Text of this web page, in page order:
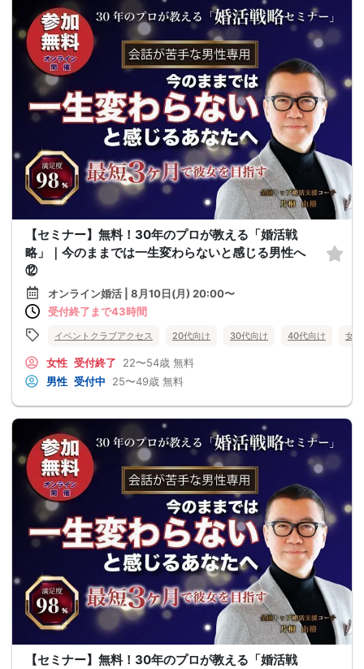
【セミナー】無料！30年のプロが教える「婚活戦
略」｜今のままでは一生変わらないと感じる男性へ
⑫
オンライン婚活 | 8月10日(月) 20:00〜
受付終了まで43時間
イベントクラブアクセス 20代向け 30代向け 40代向け 女
女性 受付終了 22〜54歳 無料
男性 受付中 25〜49歳 無料
【セミナー】無料！30年のプロが教える「婚活戦